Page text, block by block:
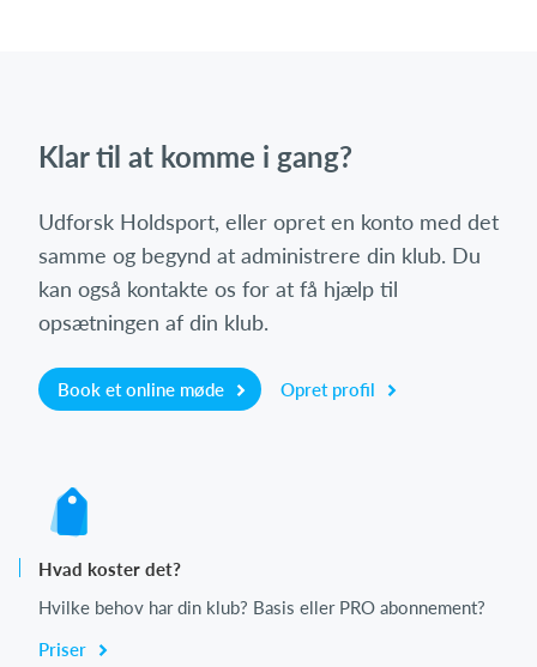
Klar til at komme i gang?
Udforsk Holdsport, eller opret en konto med det
samme og begynd at administrere din klub. Du
kan også kontakte os for at få hjælp til
opsætningen af din klub.
Book et online møde Opret profil
Hvad koster det?
Hvilke behov har din klub? Basis eller PRO abonnement?
Priser